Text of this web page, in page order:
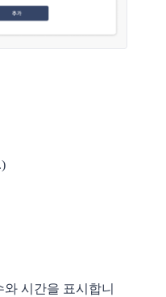
시간을 표시합니